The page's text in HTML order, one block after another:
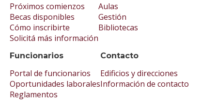
Próximos comienzos
Becas disponibles
Cómo inscribirte
Solicitá más información
Aulas
Gestión
Bibliotecas
Funcionarios
Portal de funcionarios
Oportunidades laborales
Reglamentos
Contacto
Edificios y direcciones
Información de contacto